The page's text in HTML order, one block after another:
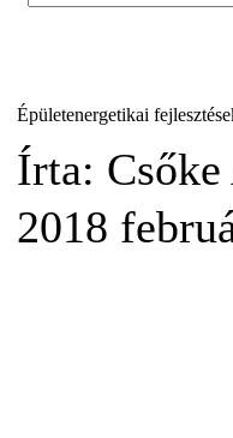
Épületenergetikai
Írta:
2018